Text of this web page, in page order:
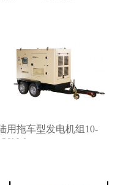
用拖车型发电机组10-